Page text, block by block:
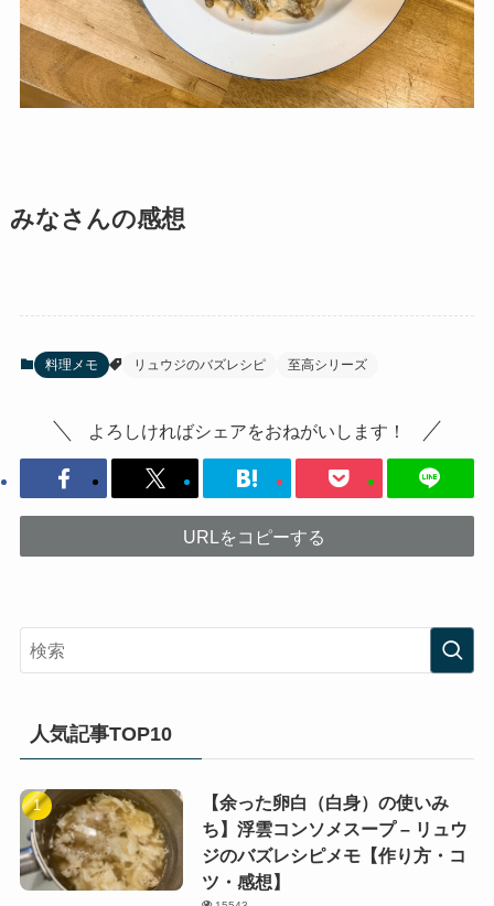
みなさんの感想
料理メモ リュウジのバズレシピ 至高シリーズ
よろしければシェアをおねがいします！
URLをコピーする
人気記事TOP10
【余った卵白（白身）の使いみ
ち】浮雲コンソメスープ – リュウ
ジのバズレシピメモ【作り方・コ
ツ・感想】